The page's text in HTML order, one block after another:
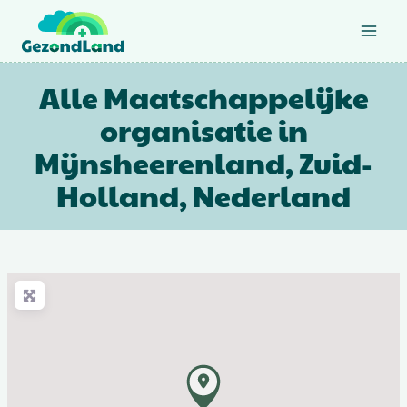
Doorgaan
inhoud
Alle Maatschappelijke
organisatie in
Mijnsheerenland, Zuid-
Holland, Nederland